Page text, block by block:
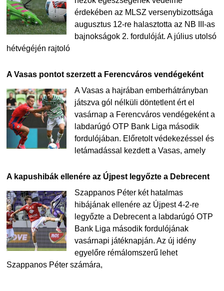
érdekében az MLSZ versenybizottsága
augusztus 12-re halasztotta az NB III-as
bajnokságok 2. fordulóját. A július utolsó
hétvégéjén rajtoló
A Vasas pontot szerzett a Ferencváros vendégeként
A Vasas a hajrában emberhátrányban
játszva gól nélküli döntetlent ért el
vasárnap a Ferencváros vendégeként a
labdarúgó OTP Bank Liga második
fordulójában. Előretolt védekezéssel és
letámadással kezdett a Vasas, amely
A kapushibák ellenére az Újpest legyőzte a Debrecent
Szappanos Péter két hatalmas
hibájának ellenére az Újpest 4-2-re
legyőzte a Debrecent a labdarúgó OTP
Bank Liga második fordulójának
vasárnapi játéknapján. Az új idény
egyelőre rémálomszerű lehet
Szappanos Péter számára,